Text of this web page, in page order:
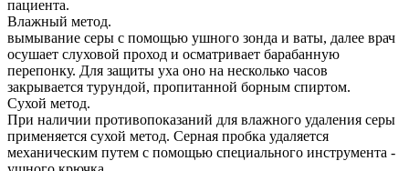
пациента.
Влажный метод.
вымывание серы с помощью ушного зонда и ваты, далее врач
осушает слуховой проход и осматривает барабанную
перепонку. Для защиты уха оно на несколько часов
закрывается турундой, пропитанной борным спиртом.
Сухой метод.
При наличии противопоказаний для влажного удаления серы
применяется сухой метод. Серная пробка удаляется
механическим путем с помощью специального инструмента -